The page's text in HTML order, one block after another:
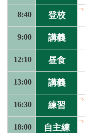
8:40 登校
9:00 講義
12:10 昼食
13:00 講義
16:30 練習
18:00 自主練